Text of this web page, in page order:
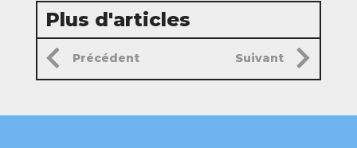
Plus d'articles
Précédent Suivant